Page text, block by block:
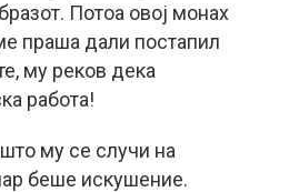
Потоа овој монах
праша дали постапил
му реков дека
работа!
му се случи на
беше искушение.